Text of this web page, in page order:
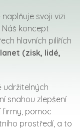
svoji vizi
koncept
hlavních pilířích
(zisk, lidé,
udržitelných
snahou zlepšení
firmy, pomoc
prostředí, a to